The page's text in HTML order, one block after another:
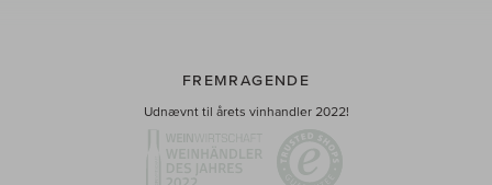
FREMRAGENDE
Udnævnt til årets vinhandler 2022!